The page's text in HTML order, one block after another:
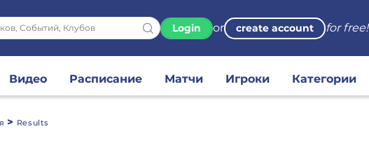
Login or create account for free!
Видео Расписание Матчи Игроки Категории
> Results